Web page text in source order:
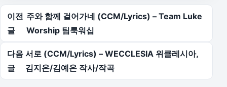
글 탐색
이전
글
주와 함께 걸어가네 (CCM/Lyrics) – Team Luke
Worship 팀룩워십
다음
글
서로 (CCM/Lyrics) – WECCLESIA 위클레시아,
김지온/김예온 작사/작곡